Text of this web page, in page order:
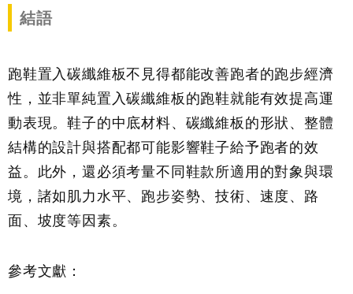
結語
跑鞋置入碳纖維板不見得都能改善跑者的跑步經濟
性，並非單純置入碳纖維板的跑鞋就能有效提高運
動表現。鞋子的中底材料、碳纖維板的形狀、整體
結構的設計與搭配都可能影響鞋子給予跑者的效
益。此外，還必須考量不同鞋款所適用的對象與環
境，諸如肌力水平、跑步姿勢、技術、速度、路
面、坡度等因素。
參考文獻：